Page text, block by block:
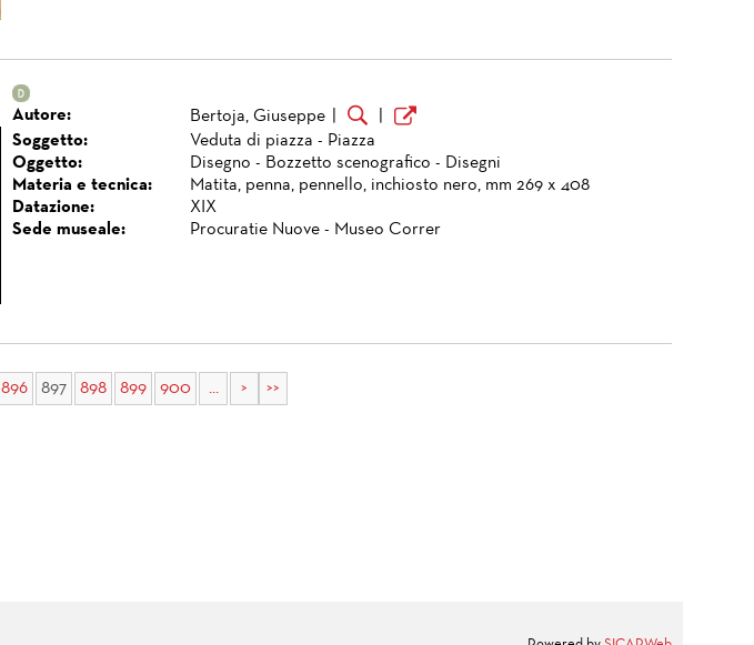
Autore: Bertoja, Giuseppe
Soggetto:
Veduta di piazza - Piazza
Oggetto:
Disegno - Bozzetto scenografico - Disegni
Materia e tecnica:
Matita, penna, pennello, inchiosto nero, mm 269 x 408
Datazione:
XIX
Sede museale:
Procuratie Nuove - Museo Correr
896 897 898 899 900 ... > >>